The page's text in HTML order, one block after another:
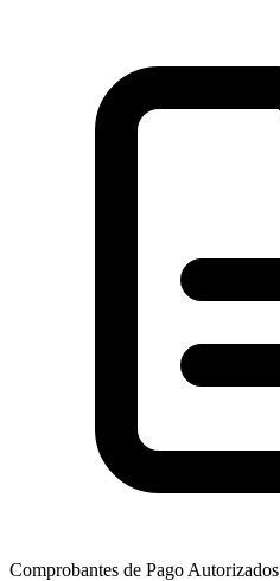
Comprobantes de Pago Autorizados